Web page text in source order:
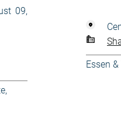
09,
,
Essen